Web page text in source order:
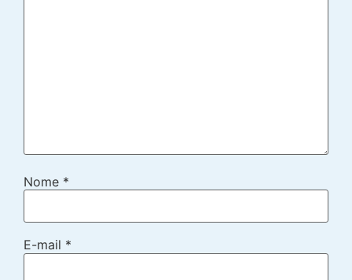
Nome *
E-mail *